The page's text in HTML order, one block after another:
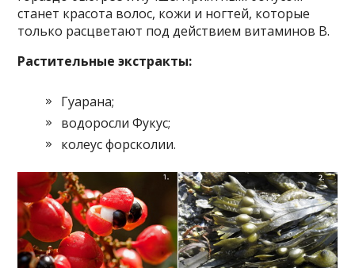
станет красота волос, кожи и ногтей, которые
только расцветают под действием витаминов В.
Растительные экстракты:
Гуарана;
водоросли Фукус;
колеус форсколии.